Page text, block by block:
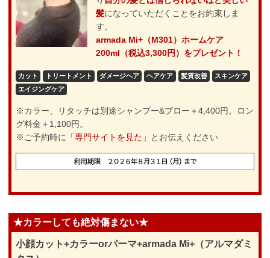
髪になっていただくことをお約束しま
す。
armada Mi+（M301）ホームケア
200ml（税込3,300円）をプレゼント！
カット トリートメント ダメージヘア ヘアケア 髪質改善
スキンケア
エイジングケア
※カラー、リタッチは別途シャンプー&ブロー＋4,400円。ロン
グ料金＋1,100円。
※ご予約時に 「専門サイトを見た」 とお伝えください
★カラーしても絶対傷まない★
小顔カット+カラーorパーマ+armada Mi+（アルマダミ